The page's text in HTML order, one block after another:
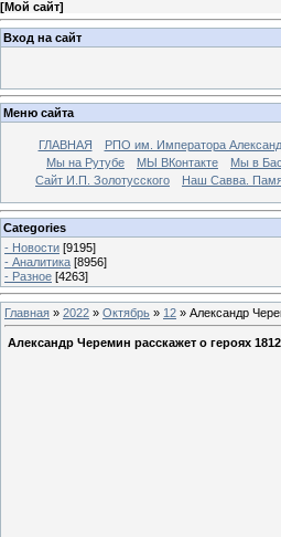
[Мой сайт]
Вход на сайт
Меню сайта
ГЛАВНАЯ РПО им. Императора
Мы на Рутубе
МЫ ВКонтакте Мы в
Сайт И.П. Золотусского
Наш Савва.
Categories
- Новости [9195]
- Аналитика [8956]
- Разное [4263]
Главная » 2022 » Октябрь » 12 » Александр
Александр Черемин расскажет о героях